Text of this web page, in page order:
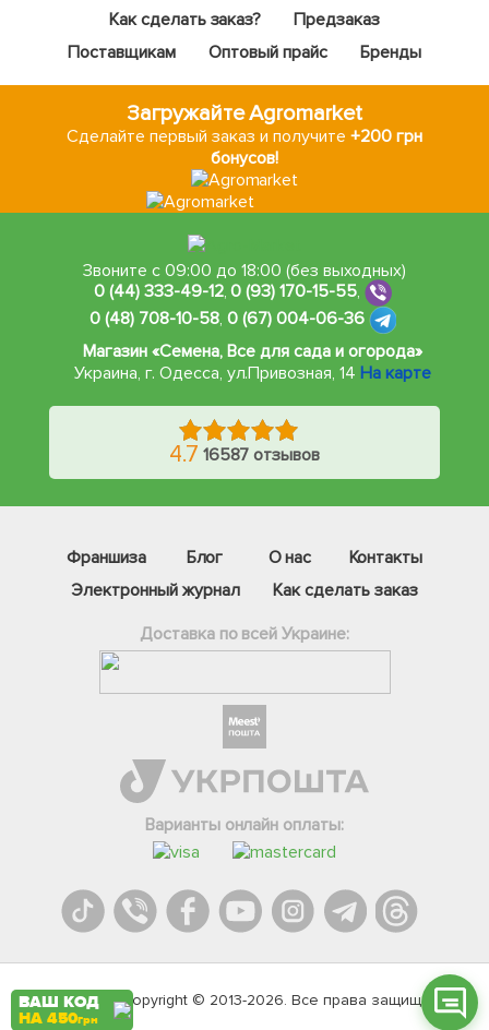
Как сделать заказ?
Предзаказ
Поставщикам
Оптовый прайс Бренды
Загружайте Agromarket
Сделайте первый заказ и получите +200 грн
бонусов!
Звоните с 09:00 до 18:00 (без выходных)
0 (44) 333-49-12,0 (93) 170-15-55,
0 (48) 708-10-58, 0 (67) 004-06-36
Магазин «Семена, Все для сада и огорода»
Украина, г. Одесса, ул.Привозная, 14 На карте
4.7 16587 отзывов
Франшиза Блог О нас
Контакты
Электронный журнал
Как сделать заказ
Доставка по всей Украине:
Варианты онлайн оплаты:
Agromarket.Copyright © 2013-2026. Все права защищены
Телеграм
Вайбер
Онлайн чат
ВАШ КОД
НА 450грн